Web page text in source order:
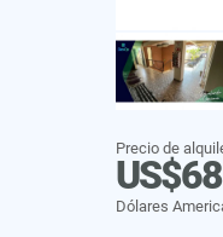
Precio de
Dólares